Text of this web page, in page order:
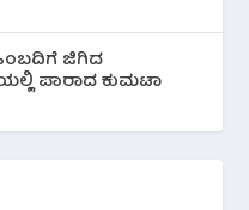
ಹಿಂಬದಿಗೆ ಜಿಗಿದ
ಪಾರಾದ ಕುಮಟಾ